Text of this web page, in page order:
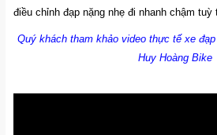
điều chỉnh đạp nặng nhẹ đi nhanh chậm tuỳ
Quý khách tham khảo video thực tế xe
Huy Hoàng Bike